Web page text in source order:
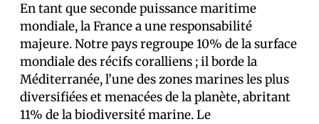
En tant que seconde puissance maritime
mondiale, la France a une responsabilité
majeure. Notre pays regroupe 10% de la surface
mondiale des récifs coralliens ; il borde la
Méditerranée, l’une des zones marines les plus
diversifiées et menacées de la planète, abritant
11% de la biodiversité marine. Le